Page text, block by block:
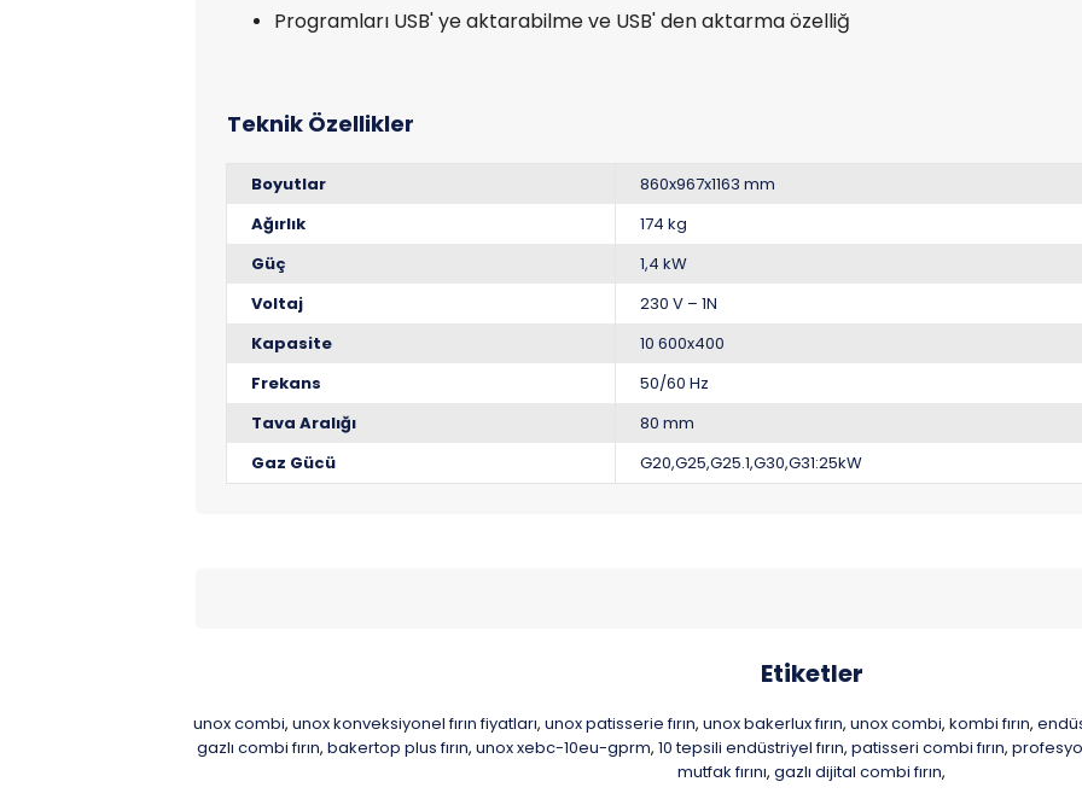
Programları USB' ye aktarabilme ve USB' den aktarma özelliğ
Boyutlar
860x967x1163 mm
Ağırlık
174 kg
Güç
1,4 kW
Voltaj
230 V – 1N
Kapasite
10 600x400
Frekans
50/60 Hz
Tava Aralığı
80 mm
Gaz Gücü
G20,G25,G25.1,G30,G31:25kW
Etiketler
unox combi, unox konveksiyonel fırın fiyatları, unox patisserie fırın, unox bakerlux fırın, unox combi, kombi fırın,
gazlı combi fırın, bakertop plus fırın, unox xebc-10eu-gprm, 10 tepsili endüstriyel fırın, patisseri combi fırın,
mutfak fırını, gazlı dijital combi fırın,